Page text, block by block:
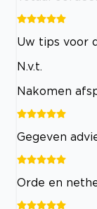
Uw tips voor
N.v.t.
Nakomen
Gegeven
Orde en